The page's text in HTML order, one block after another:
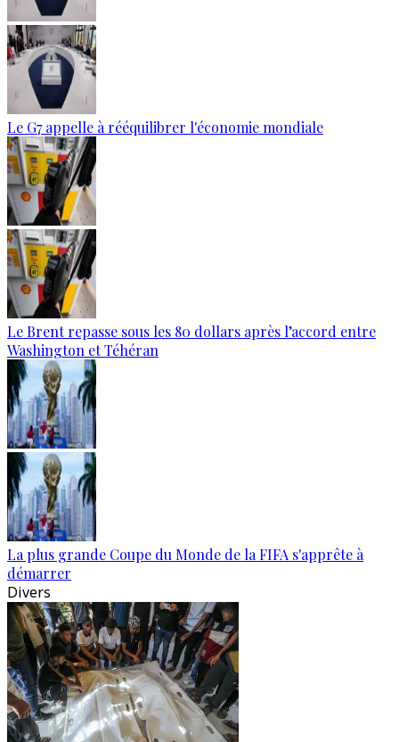
Le G7 appelle à rééquilibrer l'économie mondiale
Le Brent repasse sous les 80 dollars après l’accord entre
Washington et Téhéran
La plus grande Coupe du Monde de la FIFA s'apprête à
démarrer
Divers